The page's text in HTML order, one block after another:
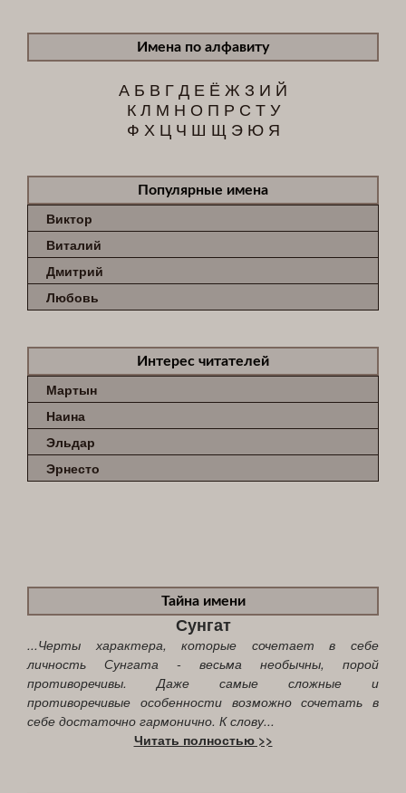
Имена по алфавиту
А Б В ГД Е Ё Ж З И Й
К Л М Н О П Р С Т У
Ф Х Ц Ч Ш Щ Э Ю Я
Популярные имена
Виктор
Виталий
Дмитрий
Любовь
Интерес читателей
Мартын
Наина
Эльдар
Эрнесто
Тайна имени
Сунгат
...Черты характера, которые сочетает в себе
личность Сунгата - весьма необычны, порой
противоречивы. Даже самые сложные и
противоречивые особенности возможно сочетать в
себе достаточно гармонично. К слову...
Читать полностью >>